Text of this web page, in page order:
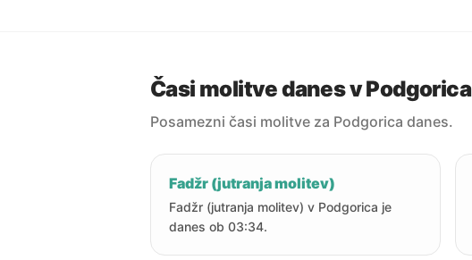
Časi molitve danes v Podgorica
Posamezni časi molitve za Podgorica danes.
Fadžr (jutranja molitev)
Fadžr (jutranja molitev) v Podgorica je
danes ob 03:34.